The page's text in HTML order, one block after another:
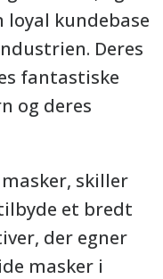
loyal kundebase
Deres
fantastiske
og deres
skiller
et bredt
der egner
masker i